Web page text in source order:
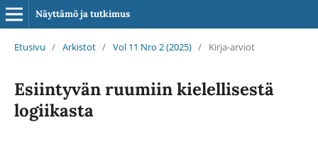
Näyttämö ja tutkimus
Etusivu / Arkistot / Vol 11 Nro 2 (2025) / Kirja-arviot
Esiintyvän ruumiin kielellisestä
logiikasta